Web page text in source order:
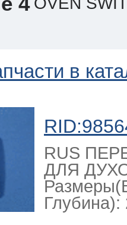
в
RUS
ДЛЯ
Глубина):